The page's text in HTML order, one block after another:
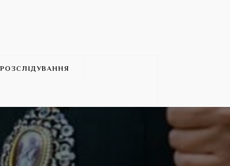
РОЗСЛІДУВАННЯ